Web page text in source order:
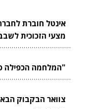
אינטל חוברת
מצעי הזכוכית
"המלחמה הכפילה פי 5 את שוק הייצור